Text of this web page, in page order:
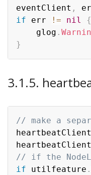
eventClient ,
if err != nil
{
	glog
.
}
3.1.5.
// make a
// if the
if utilfeature .